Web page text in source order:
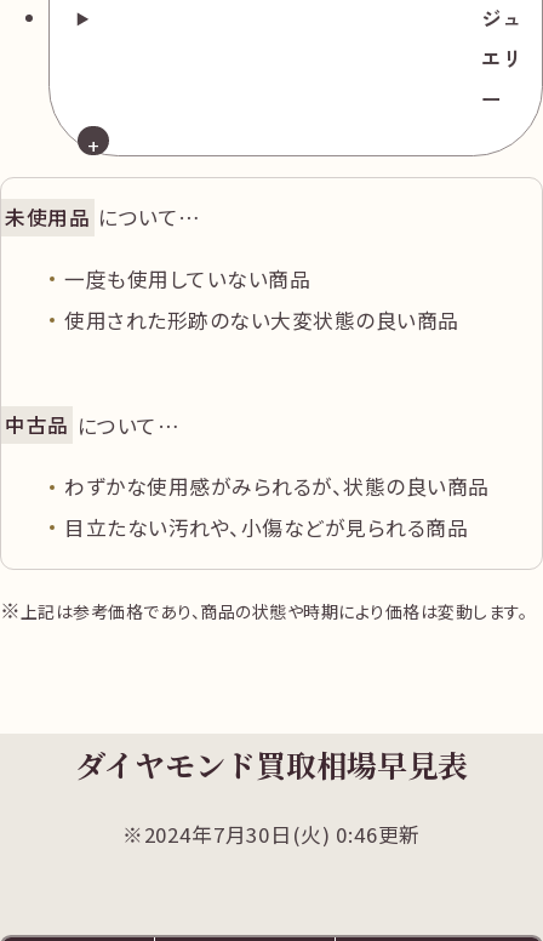
ース3.080ct
135,000円
ネックレス K18
全長約44.0㎝
中古品
ダイヤモンド
1.268ct
中古品
ジュ
エリ
ー
未使用品 について…
一度も使用していない商品
使用された形跡のない大変状態の良い商品
中古品 について…
わずかな使用感がみられるが、状態の良い商品
目立たない汚れや、小傷などが見られる商品
上記は参考価格であり、商品の状態や時期により価格は変動します。
ダイヤモンド買取相場早見表
2024年7月30日(火) 0:46更新